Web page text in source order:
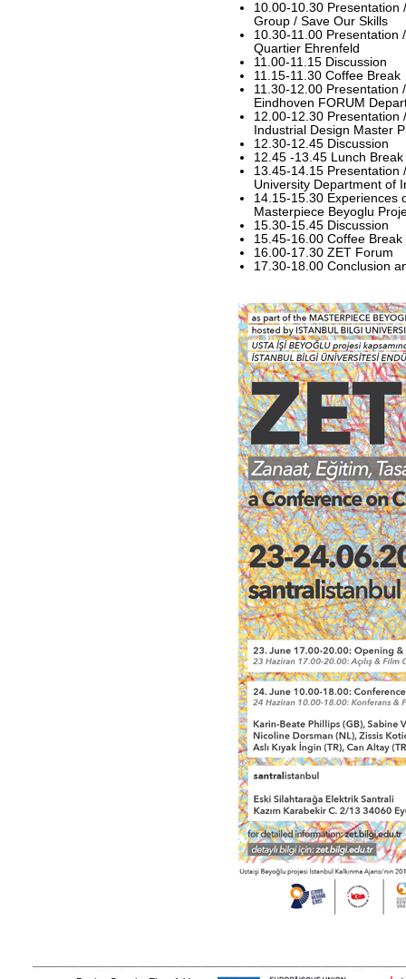
10.00-10.30 Presentation
Group / Save Our Skills
10.30-11.00 Presentation
Quartier Ehrenfeld
11.00-11.15 Discussion
11.15-11.30 Coffee Break
11.30-12.00 Presentation
Eindhoven FORUM
12.00-12.30 Presentation
Industrial Design Master
12.30-12.45 Discussion
12.45 -13.45 Lunch Break
13.45-14.15 Presentation
University Department of
14.15-15.30 Experiences
Masterpiece Beyoglu
15.30-15.45 Discussion
15.45-16.00 Coffee Break
16.00-17.30 ZET Forum
17.30-18.00 Conclusion